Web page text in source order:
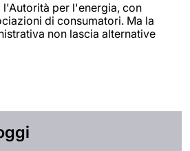
l'Autorità per l'energia, con
di consumatori. Ma la
non lascia alternative